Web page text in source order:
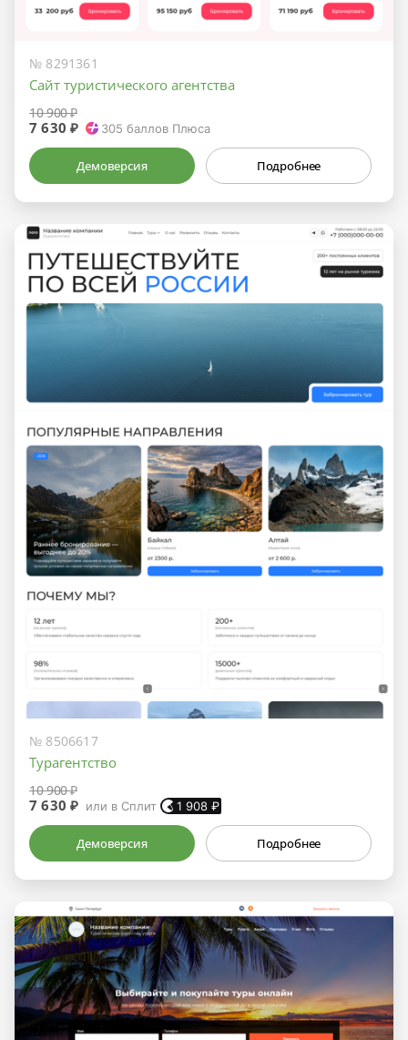
№ 8291361
Сайт туристического агентства
10 900 ₽
7 630 ₽ 305 баллов Плюса
Демоверсия Подробнее
№ 8506617
Турагентство
10 900 ₽
7 630 ₽ или в Сплит 1 908 ₽
Демоверсия Подробнее